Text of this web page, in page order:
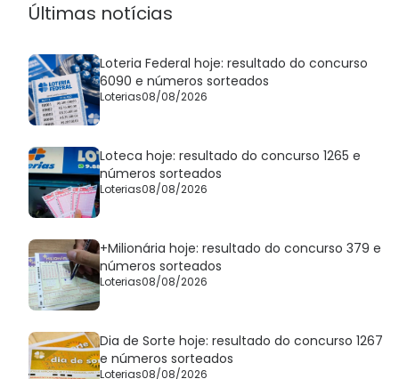
Últimas notícias
Loteria Federal hoje: resultado do concurso
6090 e números sorteados
Loterias08/08/2026
Loteca hoje: resultado do concurso 1265 e
números sorteados
Loterias08/08/2026
+Milionária hoje: resultado do concurso 379 e
números sorteados
Loterias08/08/2026
Dia de Sorte hoje: resultado do concurso 1267
e números sorteados
Loterias08/08/2026